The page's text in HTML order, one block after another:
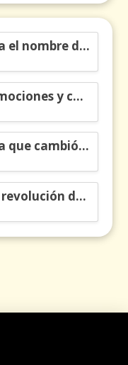
Carlos Manuel Vesga lleva el nombre de Colombia a los Emmy
Resiliencia migrante: 5 emociones y cómo gestionarlas
Tatiana Toro: colombiana que cambió la historia de las matemáticas
Ciencia colombiana en la revolución de los órganos en chips